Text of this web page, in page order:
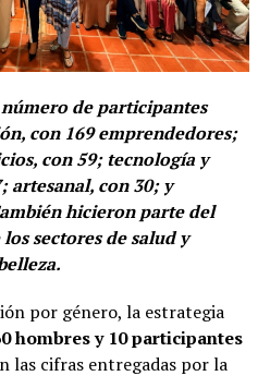
de participantes
con 169 emprendedores;
con 59; tecnología y
artesanal, con 30; y
hicieron parte del
sectores de salud y
por género, la estrategia
hombres y 10 participantes
las cifras entregadas por la